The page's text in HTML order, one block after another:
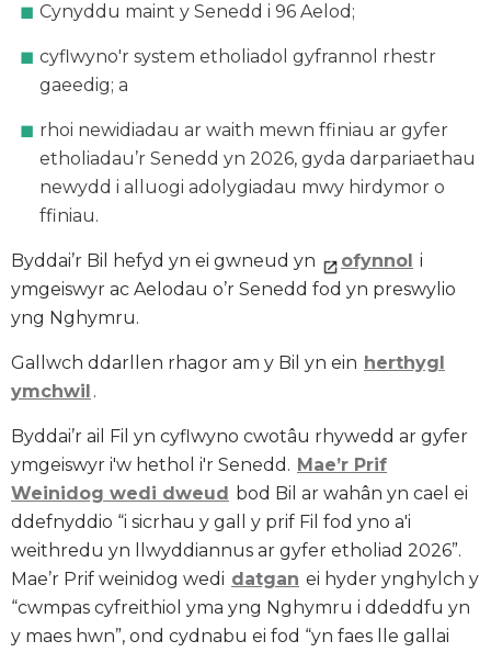
Cynyddu maint y Senedd i 96 Aelod;
cyflwyno'r system etholiadol gyfrannol rhestr
gaeedig; a
rhoi newidiadau ar waith mewn ffiniau ar gyfer
etholiadau’r Senedd yn 2026, gyda darpariaethau
newydd i alluogi adolygiadau mwy hirdymor o
ffiniau.
Byddai’r Bil hefyd yn ei gwneud yn ofynnol i
ymgeiswyr ac Aelodau o’r Senedd fod yn preswylio
yng Nghymru.
Gallwch ddarllen rhagor am y Bil yn ein herthygl
ymchwil .
Byddai’r ail Fil yn cyflwyno cwotâu rhywedd ar gyfer
ymgeiswyr i'w hethol i'r Senedd. Mae’r Prif
Weinidog wedi dweud bod Bil ar wahân yn cael ei
ddefnyddio “i sicrhau y gall y prif Fil fod yno a'i
weithredu yn llwyddiannus ar gyfer etholiad 2026”.
Mae’r Prif weinidog wedi datgan ei hyder ynghylch y
“cwmpas cyfreithiol yma yng Nghymru i ddeddfu yn
y maes hwn”, ond cydnabu ei fod “yn faes lle gallai